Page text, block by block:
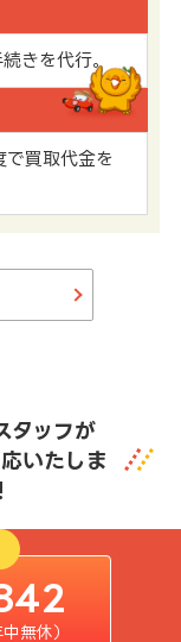
きを代行。
で買取代金を
タッフが
いたしま
無休）